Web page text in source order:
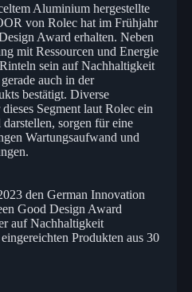
Aluminium hergestellte
von Rolec hat im Frühjahr
Award erhalten. Neben
mit Ressourcen und Energie
sein auf Nachhaltigkeit
auch in der
bestätigt. Diverse
Segment laut Rolec ein
sorgen für eine
Wartungsaufwand und
den German Innovation
Good Design Award
auf Nachhaltigkeit
Produkten aus 30